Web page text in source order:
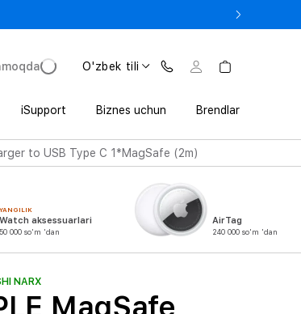
O'zbek tili
iSupport Biznes uchun Brendlar
to USB Type C 1*MagSafe (2m)
YANGILIK
Watch aksessuarlari
50 000 so'm 'dan
AirTag
240 000 so'm 'dan
NARX